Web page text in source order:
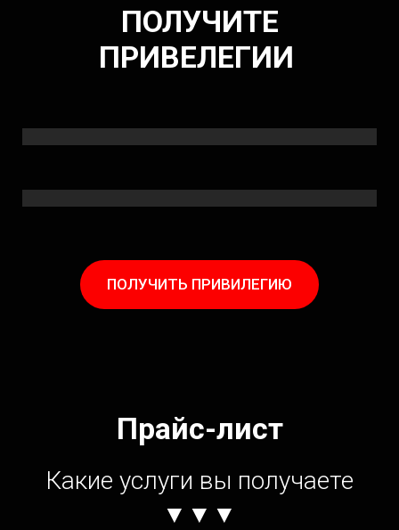
ПОЛУЧИТЕ
ПРИВЕЛЕГИИ
ПОЛУЧИТЬ ПРИВИЛЕГИЮ
Прайс-лист
Какие услуги вы получаете
▼▼▼